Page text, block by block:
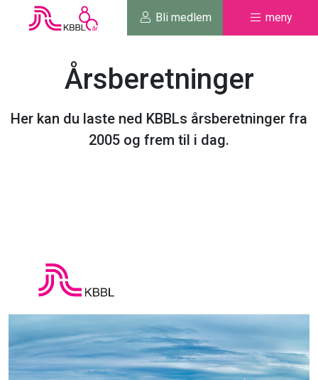
Bli medlem meny
Årsberetninger
Her kan du laste ned KBBLs årsberetninger fra
2005 og frem til i dag.